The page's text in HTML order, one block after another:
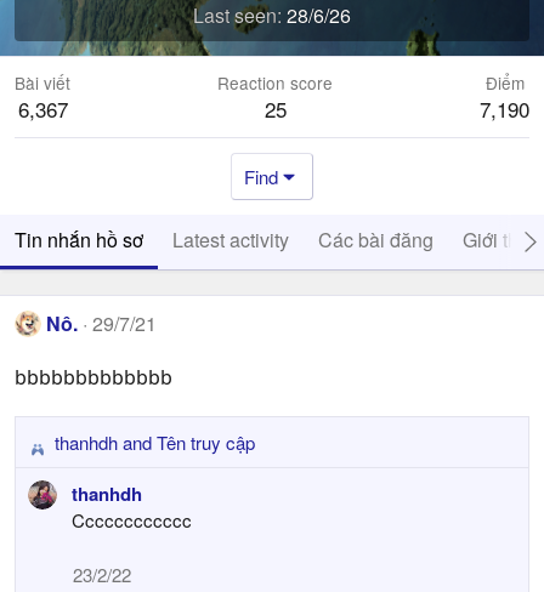
Last seen 28/6/26
Bài viết
6,367
Reaction score
25
Điểm
7,190
Find
Tin nhắn hồ sơ Latest activity Các bài đăng Giới thiệu
Nô. 29/7/21
bbbbbbbbbbbbb
R
e
a
thanhdhandTên truy cập
thanhdh
Cccccccccccc
23/2/22